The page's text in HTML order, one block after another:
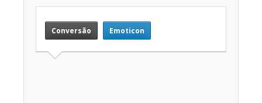
Conversão Emoticon